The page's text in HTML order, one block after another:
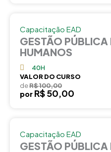
Capacitação EAD
GESTÃO PÚBLICA
HUMANOS
40H
VALOR DO CURSO
deR$ 100,00
por R$ 50,00
Capacitação EAD
GESTÃO PÚBLICA